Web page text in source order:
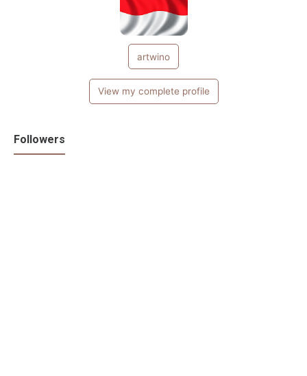
artwino
View my complete profile
Followers